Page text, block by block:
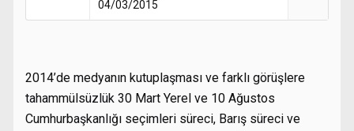
04/03/2015
2014’de medyanın kutuplaşması ve farklı görüşlere
tahammülsüzlük 30 Mart Yerel ve 10 Ağustos
Cumhurbaşkanlığı seçimleri süreci, Barış süreci ve